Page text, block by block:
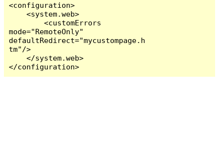
<configuration>
    <system.web>
        <customErrors
mode="RemoteOnly"
defaultRedirect="mycustompage.h
tm"/>
    </system.web>
</configuration>